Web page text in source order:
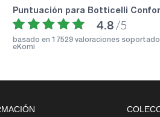
puntuación para Botticelli
4.8 /5
basado en 17529 valoraciones
eKomi